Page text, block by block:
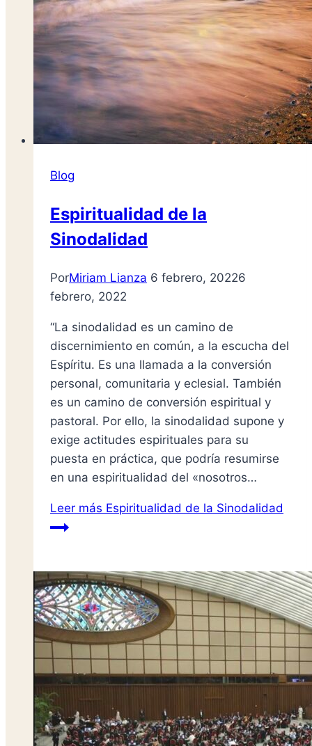
Blog
Espiritualidad de la
Sinodalidad
PorMiriam Lianza 6 febrero, 20226
febrero, 2022
“La sinodalidad es un camino de
discernimiento en común, a la escucha del
Espíritu. Es una llamada a la conversión
personal, comunitaria y eclesial. También
es un camino de conversión espiritual y
pastoral. Por ello, la sinodalidad supone y
exige actitudes espirituales para su
puesta en práctica, que podría resumirse
en una espiritualidad del «nosotros…
Leer más Espiritualidad de la Sinodalidad